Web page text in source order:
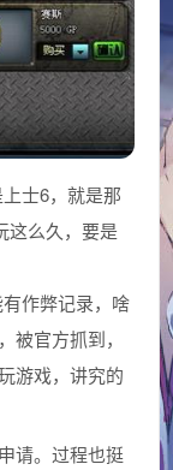
士6，就是那
这么久，要是
作弊记录，啥
被官方抓到，
游戏，讲究的
请。过程也挺